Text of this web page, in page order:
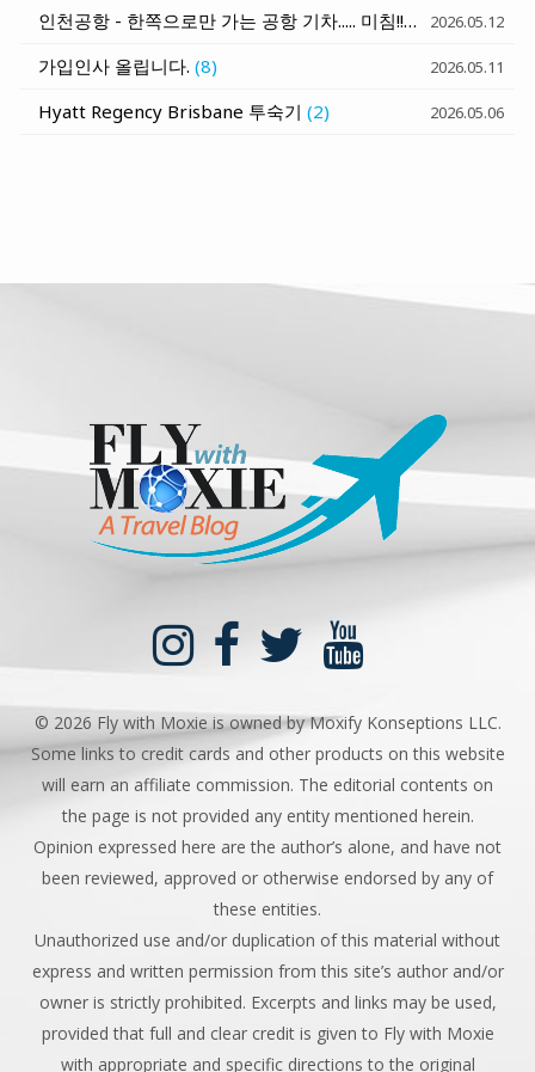
인천공항 - 한쪽으로만 가는 공항 기차..... 미침!!!(6)2026.05.12
가입인사 올립니다. (8) 2026.05.11
Hyatt Regency Brisbane 투숙기 (2) 2026.05.06
© 2026 Fly with Moxie is owned by Moxify Konseptions LLC.
Some links to credit cards and other products on this website
will earn an affiliate commission. The editorial contents on
the page is not provided any entity mentioned herein.
Opinion expressed here are the author’s alone, and have not
been reviewed, approved or otherwise endorsed by any of
these entities.
Unauthorized use and/or duplication of this material without
express and written permission from this site’s author and/or
owner is strictly prohibited. Excerpts and links may be used,
provided that full and clear credit is given to Fly with Moxie
with appropriate and specific directions to the original